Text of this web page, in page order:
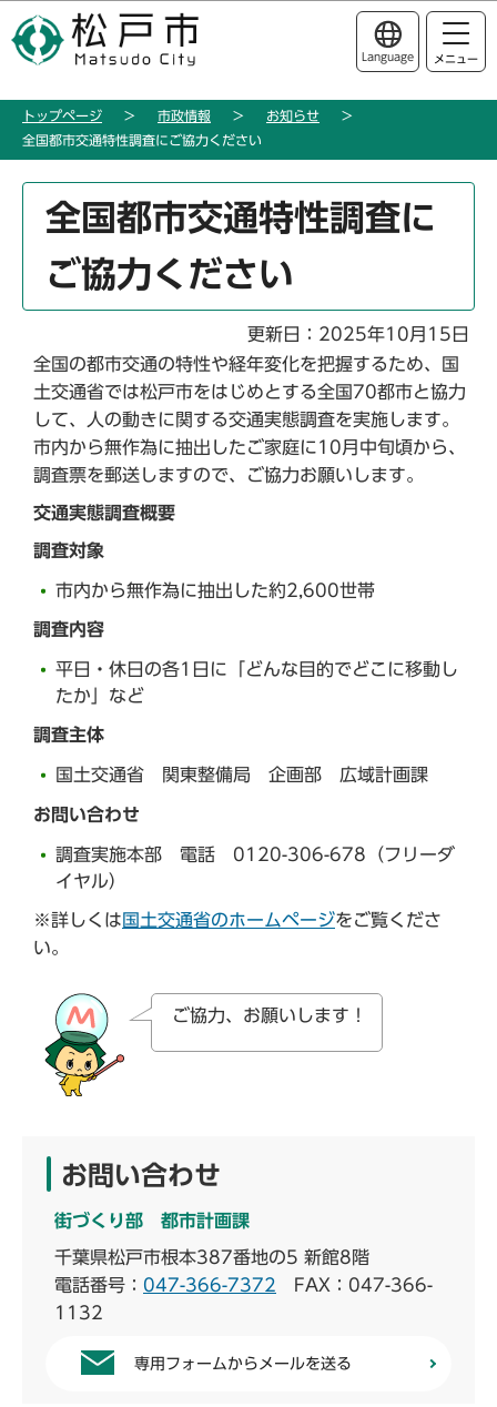
の
ー
このページの本文へ移動
Language メニュー
トップページ 市政情報
お知らせ
全国都市交通特性調査にご協力ください
か
全国都市交通特性調査に
ご協力ください
更新日：2025年10月15日
全国の都市交通の特性や経年変化を把握するため、国
土交通省では松戸市をはじめとする全国70都市と協力
して、人の動きに関する交通実態調査を実施します。
市内から無作為に抽出したご家庭に10月中旬頃から、
調査票を郵送しますので、ご協力お願いします。
交通実態調査概要
調査対象
市内から無作為に抽出した約2,600世帯
調査内容
平日・休日の各1日に「どんな目的でどこに移動し
たか」など
調査主体
国土交通省 関東整備局 企画部 広域計画課
お問い合わせ
調査実施本部 電話 0120-306-678（フリーダ
イヤル）
※詳しくは国土交通省のホームページをご覧くださ
い。
ご協力、お願いします！
お問い合わせ
街づくり部 都市計画課
千葉県松戸市根本387番地の5 新館8階
電話番号： 047-366-7372 FAX：047-366-
1132
専用フォームからメールを送る